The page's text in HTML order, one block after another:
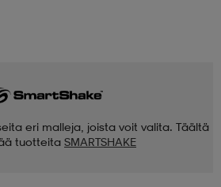
eri malleja, joista voit valita. Täältä
tuotteita SMARTSHAKE